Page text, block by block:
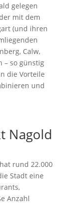
gelegen
mit dem
(und ihren
Calw,
– so günstig
die Vorteile
und
Nagold
rund 22.000
Stadt eine
Anzahl